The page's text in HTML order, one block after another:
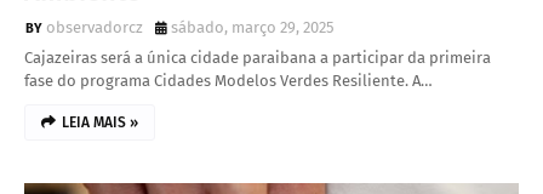
observadorcz
sábado, março 29, 2025
Cajazeiras será a única cidade paraibana a participar da primeira
fase do programa Cidades Modelos Verdes Resiliente. A…
LEIA MAIS »